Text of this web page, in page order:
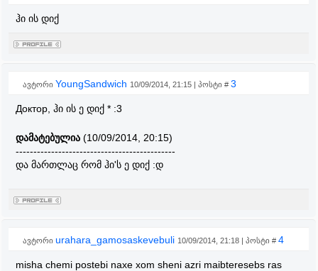
ჰი ის დიქ
ავტორი YoungSandwich 10/09/2014, 21:15 | პოსტი # 3
Доктор, ჰი ის ე დიქ * :3
დამატებულია (10/09/2014, 20:15)
---------------------------------------------
და მართლაც რომ ჰი'ს ე დიქ :დ
ავტორი urahara_gamosaskevebuli 10/09/2014, 21:18 | პოსტი # 4
misha chemi postebi naxe xom sheni azri maibteresebs ras